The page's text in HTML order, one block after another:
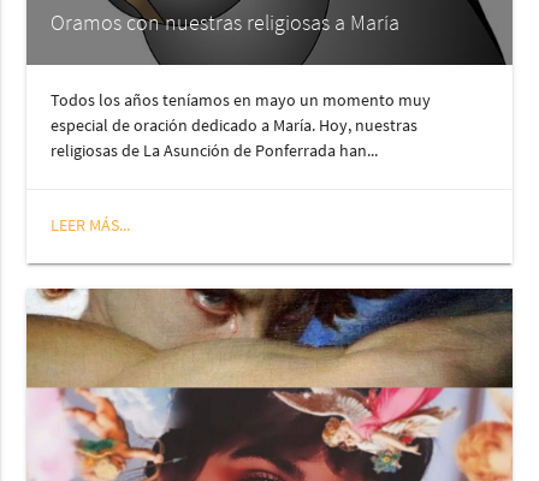
Oramos con nuestras religiosas a María
Todos los años teníamos en mayo un momento muy
especial de oración dedicado a María. Hoy, nuestras
religiosas de La Asunción de Ponferrada han...
LEER MÁS...